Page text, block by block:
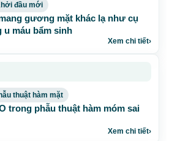
đầu mới
gương mặt khác lạ như cụ
máu bẩm sinh
Xem chi tiết›
thuật hàm mặt
trong phẫu thuật hàm móm sai
Xem chi tiết›